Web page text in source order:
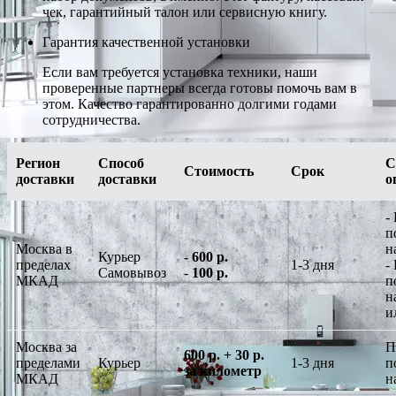
чек, гарантийный талон или сервисную книгу.
Гарантия качественной установки
Если вам требуется установка техники, наши
проверенные партнеры всегда готовы помочь вам в
этом. Качество гарантированно долгими годами
сотрудничества.
Регион
доставки
Способ
доставки
Стоимость Срок
Москва в
пределах
МКАД
Курьер
Самовывоз
- 600 р.
-100 р.
1-3 дня
-
-
Москва за
пределами
МКАД
Курьер
600 р. + 30 р.
за километр
1-3 дня